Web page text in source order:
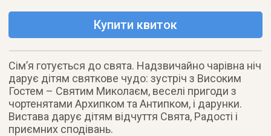
Купити квиток
Сім’я готується до свята. Надзвичайно чарівна ніч
дарує дітям святкове чудо: зустріч з Високим
Гостем – Святим Миколаєм, веселі пригоди з
чортенятами Архипком та Антипком, і дарунки.
Вистава дарує дітям відчуття Свята, Радості і
приємних сподівань.